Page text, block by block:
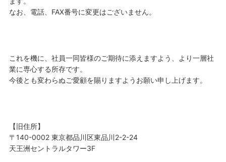
なお、電話、FAX番号に変更はございません。
これを機に、社員一同皆様のご期待に添えますよう、より一層社
業に専心する所存です。
今後とも変わらぬご愛顧を賜りますようお願い申し上げます。
【旧住所】
〒140-0002 東京都品川区東品川2-2-24
天王洲セントラルタワー3F